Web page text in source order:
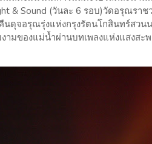
& Sound (วันละ 6 รอบ)วัดอรุณรา
ดุจอรุณรุ่งแห่งกรุงรัตนโกสินทร์สวน
ามของแม่น้ำผ่านบทเพลงแห่งแสงส